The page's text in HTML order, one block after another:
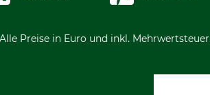
Preise in Euro und inkl.